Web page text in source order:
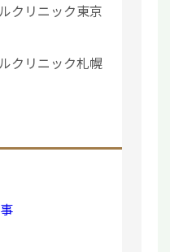
クリニック東京
クリニック札幌